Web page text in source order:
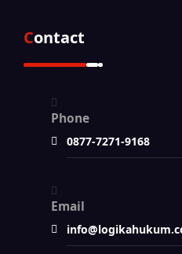
Contact
Phone
0877-7271-9168
Email